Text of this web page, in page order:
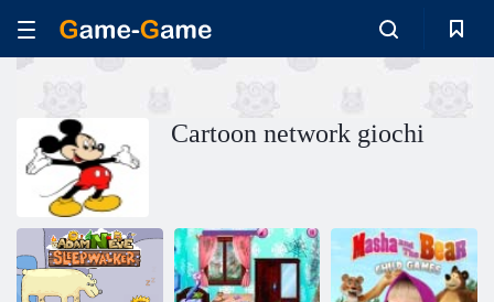
Cartoon network giochi